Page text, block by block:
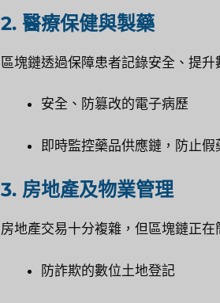
2. 醫療保健與製藥
區塊鏈透過保障患者記錄安全、提
安全、防篡改的電子病歷
即時監控藥品供應鏈，防止假
3. 房地產及物業管理
房地產交易十分複雜，但區塊鏈正
防詐欺的數位土地登記